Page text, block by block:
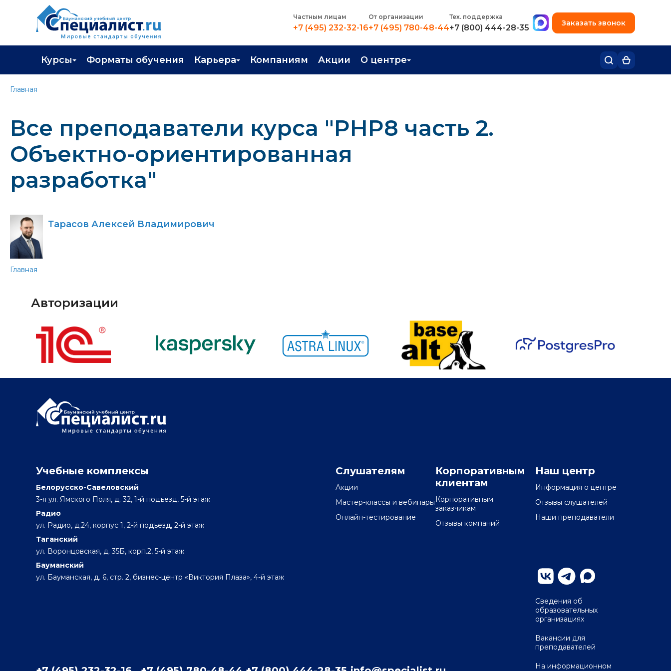
Частным лицам
+7 (495) 232-32-16
От организации
+7 (495) 780-48-44
Тех. поддержка
+7 (800) 444-28-35
+7 (495) 780-48-49
Заказать звонок
Курсы
Профессиональная переподготовка
Программа лояльности
Подарить сертификат на обучение
Форматы обучения Карьера
Трудоустройство
Компаниям Акции О центре
О центре
Главная
Все преподаватели курса "PHP8 часть 2.
Объектно-ориентированная
разработка"
Тарасов Алексей Владимирович
Главная
Авторизации
Учебные комплексы
Белорусско-Савеловский
3-я ул. Ямского Поля, д. 32, 1-й подъезд, 5-й этаж
Радио
ул. Радио, д.24, корпус 1, 2-й подъезд, 2-й этаж
Таганский
ул. Воронцовская, д. 35Б, корп.2, 5-й этаж
Бауманский
ул. Бауманская, д. 6, стр. 2, бизнес-центр «Виктория Плаза», 4-й этаж
Слушателям
Акции
Мастер-классы и вебинары
Онлайн-тестирование
Корпоративным
клиентам
Корпоративным
заказчикам
Отзывы компаний
Наш центр
Информация о центре
Отзывы слушателей
Наши преподаватели
Сведения об
образовательных
организациях
Вакансии для
преподавателей
На информационном